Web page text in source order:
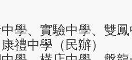
學、實驗中學、雙
禮中學（民辦）